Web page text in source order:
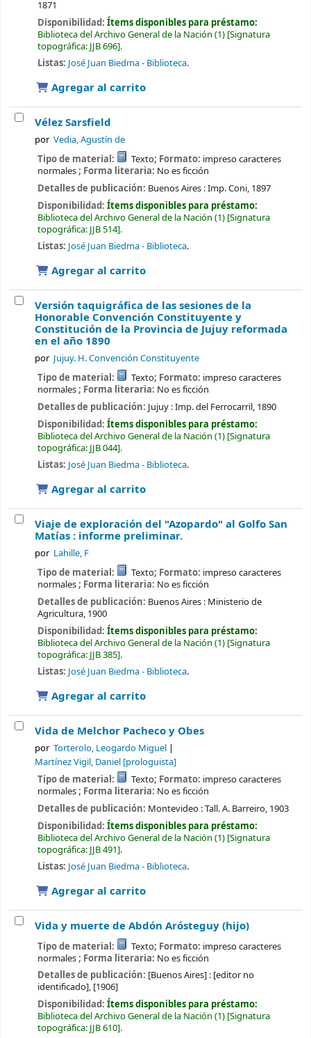
1871
Disponibilidad: Ítems disponibles para préstamo:
Biblioteca del Archivo General de la Nación (1) Signatura
topográfica: JJB 696 .
Listas: José Juan Biedma - Biblioteca.
Agregar al carrito
Vélez Sarsfield
por Vedia, Agustín de
Tipo de material: Texto; Formato: impreso caracteres
normales; Forma literaria: No es ficción
Detalles de publicación: Buenos Aires :Imp. Coni, 1897
Disponibilidad: Ítems disponibles para préstamo:
Biblioteca del Archivo General de la Nación (1) Signatura
topográfica: JJB 514 .
Listas: José Juan Biedma - Biblioteca.
Agregar al carrito
Versión taquigráfica de las sesiones de la
Honorable Convención Constituyente y
Constitución de la Provincia de Jujuy reformada
en el año 1890
por Jujuy. H. Convención Constituyente
Tipo de material: Texto; Formato: impreso caracteres
normales; Forma literaria: No es ficción
Detalles de publicación: Jujuy :Imp. del Ferrocarril, 1890
Disponibilidad: Ítems disponibles para préstamo:
Biblioteca del Archivo General de la Nación (1) Signatura
topográfica: JJB 044 .
Listas: José Juan Biedma - Biblioteca.
Agregar al carrito
Viaje de exploración del "Azopardo" al Golfo San
Matías : informe preliminar.
por Lahille, F
Tipo de material: Texto; Formato: impreso caracteres
normales; Forma literaria: No es ficción
Detalles de publicación: Buenos Aires : Ministerio de
Agricultura, 1900
Disponibilidad: Ítems disponibles para préstamo:
Biblioteca del Archivo General de la Nación (1) Signatura
topográfica: JJB 385 .
Listas: José Juan Biedma - Biblioteca.
Agregar al carrito
Vida de Melchor Pacheco y Obes
por Torterolo, Leogardo Miguel
Martínez Vigil, Daniel [prologuista]
Tipo de material: Texto; Formato: impreso caracteres
normales; Forma literaria: No es ficción
Detalles de publicación: Montevideo :Tall. A. Barreiro, 1903
Disponibilidad: Ítems disponibles para préstamo:
Biblioteca del Archivo General de la Nación (1) Signatura
topográfica: JJB 491 .
Listas: José Juan Biedma - Biblioteca.
Agregar al carrito
Vida y muerte de Abdón Arósteguy (hijo)
Tipo de material: Texto; Formato: impreso caracteres
normales; Forma literaria: No es ficción
Detalles de publicación: [Buenos Aires] : [editor no
identificado], [1906]
Disponibilidad: Ítems disponibles para préstamo:
Biblioteca del Archivo General de la Nación (1) Signatura
topográfica: JJB 610 .